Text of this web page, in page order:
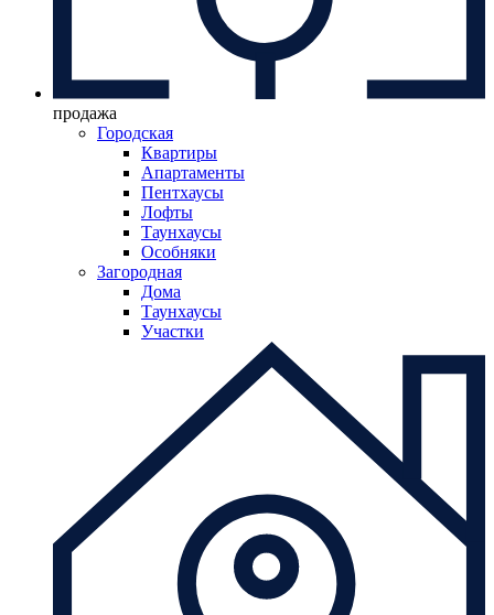
продажа
Городская
Квартиры
Апартаменты
Пентхаусы
Лофты
Таунхаусы
Особняки
Загородная
Дома
Таунхаусы
Участки